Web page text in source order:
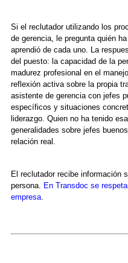
Si el reclutador utilizando los
de gerencia, le pregunta quién
aprendió de cada uno. La
del puesto: la capacidad de la
madurez profesional en el
reflexión activa sobre la propia
asistente de gerencia con jefes
específicos y situaciones
liderazgo. Quien no ha tenido
generalidades sobre jefes
relación real.
El reclutador recibe información
persona. En Transdoc se
empresa.